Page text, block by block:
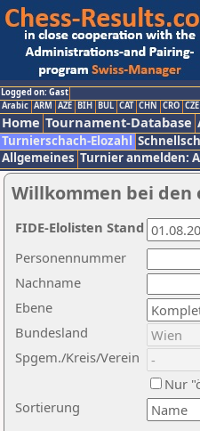
Logged on: Gast
Arabic ARM AZE BIH BUL CAT CHN CRO CZE
Home Tournament-Database
Turnierschach-Elozahl
Allgemeines Turnier anmelden:
Willkommen bei den
Nachname
Ebene
Sortierung
Personennummer
Bundesland
Spgem./Kreis/Verein
Nur
FIDE-Elolisten Stand